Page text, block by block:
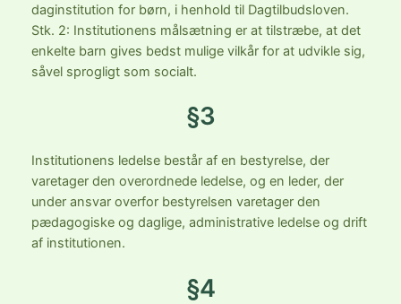
daginstitution for børn, i henhold til Dagtilbudsloven.
Stk. 2: Institutionens målsætning er at tilstræbe, at det
enkelte barn gives bedst mulige vilkår for at udvikle sig,
såvel sprogligt som socialt.
§3
Institutionens ledelse består af en bestyrelse, der
varetager den overordnede ledelse, og en leder, der
under ansvar overfor bestyrelsen varetager den
pædagogiske og daglige, administrative ledelse og drift
af institutionen.
§4